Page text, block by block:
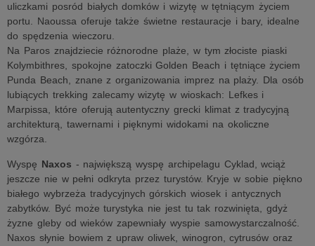
uliczkami posród białych domków i wizytę w tętniącym życiem
portu. Naoussa oferuje także świetne restauracje i bary, idealne
do spędzenia wieczoru.
Na Paros znajdziecie różnorodne plaże, w tym złociste piaski
Kolymbithres, spokojne zatoczki Golden Beach i tętniące życiem
Punda Beach, znane z organizowania imprez na plaży. Dla osób
lubiących trekking zalecamy wizytę w wioskach: Lefkes i
Marpissa, które oferują autentyczny grecki klimat z tradycyjną
architekturą, tawernami i pięknymi widokami na okoliczne
wzgórza.
Wyspę Naxos - największą wyspę archipelagu Cyklad, wciąż
jeszcze nie w pełni odkryta przez turystów. Kryje w sobie piękno
białego wybrzeża tradycyjnych górskich wiosek i antycznych
zabytków. Być może turystyka nie jest tu tak rozwinięta, gdyż
żyzne gleby od wieków zapewniały wyspie samowystarczalność.
Naxos słynie bowiem z upraw oliwek, winogron, cytrusów oraz